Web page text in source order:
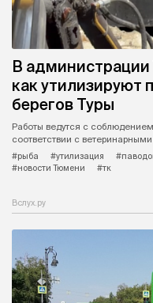
В
как утилизируют
берегов Туры
Работы ведутся с
соответствии с
#рыба
#утилизация
#новости Тюмени
#тк
Вслух.ру